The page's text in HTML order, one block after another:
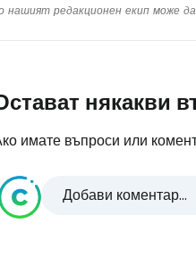
редакционен екип може
някакви
имате въпроси или
Добави коментар...